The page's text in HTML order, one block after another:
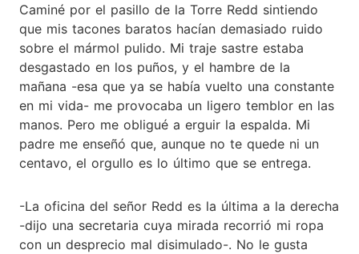
Caminé por el pasillo de la Torre Redd sintiendo
que mis tacones baratos hacían demasiado ruido
sobre el mármol pulido. Mi traje sastre estaba
desgastado en los puños, y el hambre de la
mañana -esa que ya se había vuelto una constante
en mi vida- me provocaba un ligero temblor en las
manos. Pero me obligué a erguir la espalda. Mi
padre me enseñó que, aunque no te quede ni un
centavo, el orgullo es lo último que se entrega.
-La oficina del señor Redd es la última a la derecha
-dijo una secretaria cuya mirada recorrió mi ropa
con un desprecio mal disimulado-. No le gusta